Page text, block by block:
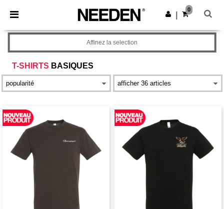
× Appli Needen
Meilleurs prix sur l’app !
Obtenir l'appli
0
T-SHIRTS BASIQUES
Affinez la selection